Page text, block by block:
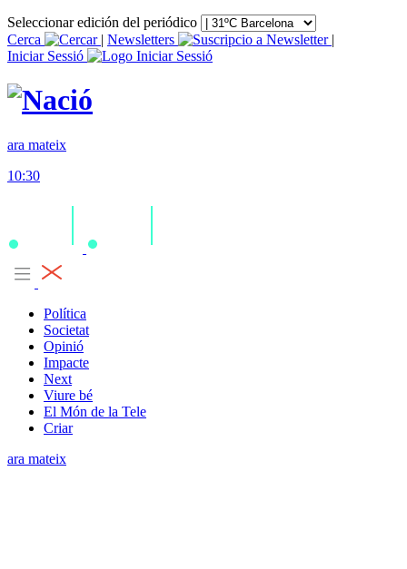
Seleccionar edición del periódico
Cerca
| Newsletters
|
Iniciar Sessió
ara mateix
10:30
Política
Societat
Opinió
Impacte
Next
Viure bé
El Món de la Tele
Criar
ara mateix